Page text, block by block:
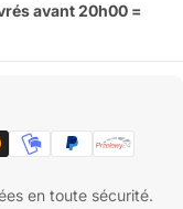
avant 20h00 =
en toute sécurité.